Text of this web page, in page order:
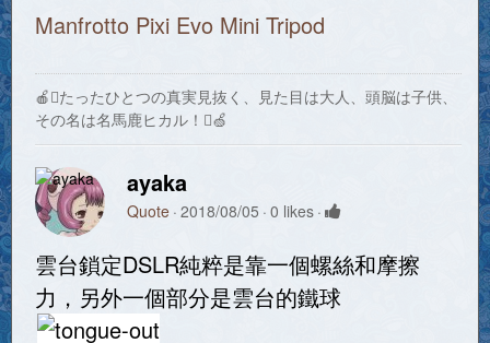
Manfrotto Pixi Evo Mini Tripod
🍎たったひとつの真実見抜く、見た目は大人、頭脳は子供、
その名は名馬鹿ヒカル！🍏
ayaka
Quote 2018/08/05 0 likes
雲台鎖定DSLR純粹是靠一個螺絲和摩擦
力，另外一個部分是雲台的鐵球